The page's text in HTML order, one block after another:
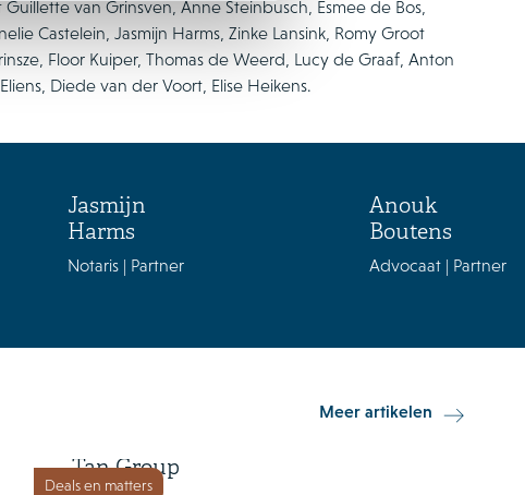
van Grinsven, Anne Steinbusch, Esmee de Bos,
Castelein, Jasmijn Harms, Zinke Lansink, Romy Groot
Floor Kuiper, Thomas de Weerd, Lucy de Graaf, Anton
Diede van der Voort, Elise Heikens.
Jasmijn
Harms
Notaris | Partner
Anouk
Boutens
Advocaat | Partner
Meer artikelen
Deals en matters
Tan Group